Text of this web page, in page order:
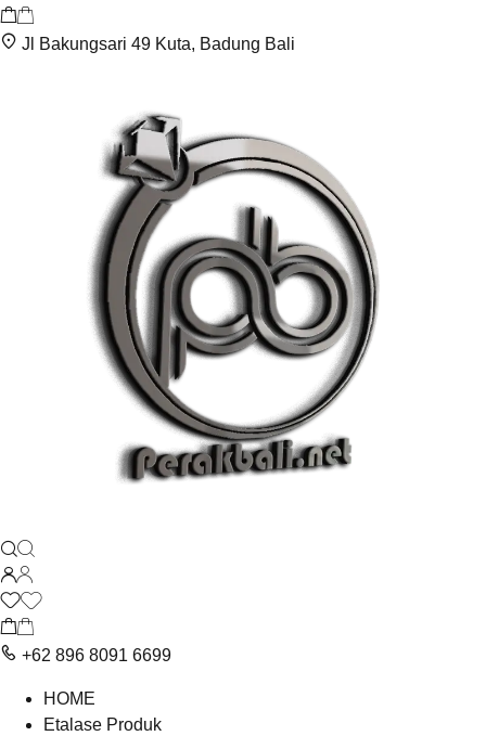
Jl Bakungsari 49 Kuta, Badung Bali
+62 896 8091 6699
HOME
Etalase Produk